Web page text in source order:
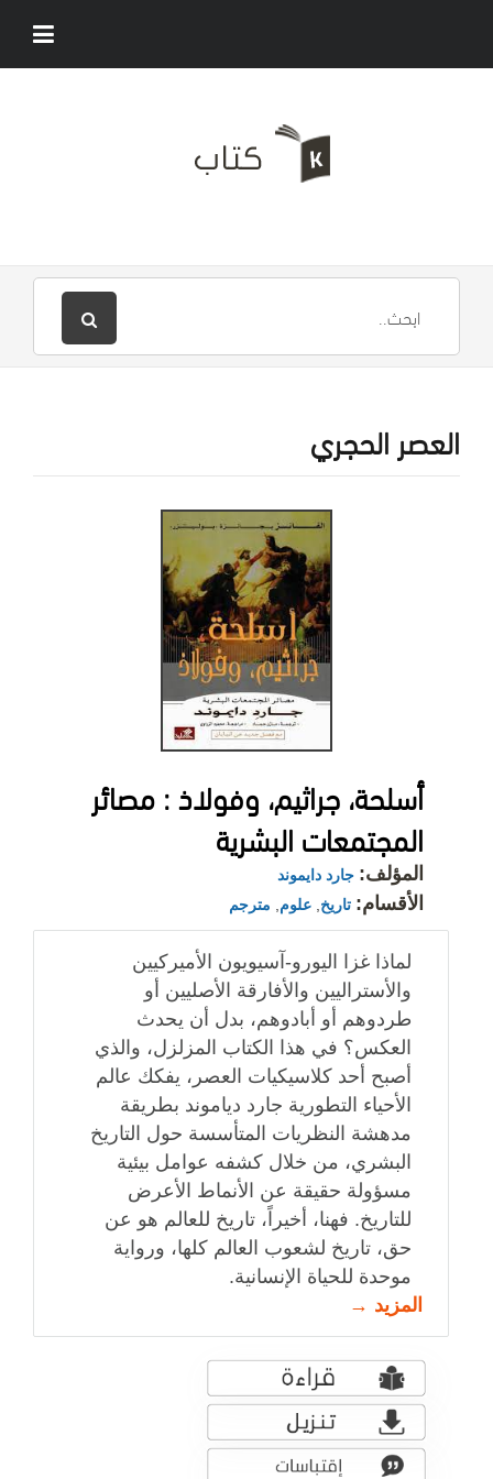
العصر الحجري
أسلحة، جراثيم، وفولاذ : مصائر
المجتمعات البشرية
المؤلف: جارد دايموند
الأقسام: تاريخ, علوم, مترجم
لماذا غزا اليورو-آسيويون الأميركيين
والأستراليين والأفارقة الأصليين أو
طردوهم أو أبادوهم، بدل أن يحدث
العكس؟ في هذا الكتاب المزلزل، والذي
أصبح أحد كلاسيكيات العصر، يفكك عالم
الأحياء التطورية جارد دياموند بطريقة
مدهشة النظريات المتأسسة حول التاريخ
البشري، من خلال كشفه عوامل بيئية
مسؤولة حقيقة عن الأنماط الأعرض
للتاريخ. فهنا، أخيراً، تاريخ للعالم هو عن
حق، تاريخ لشعوب العالم كلها، ورواية
موحدة للحياة الإنسانية.
المزيد →